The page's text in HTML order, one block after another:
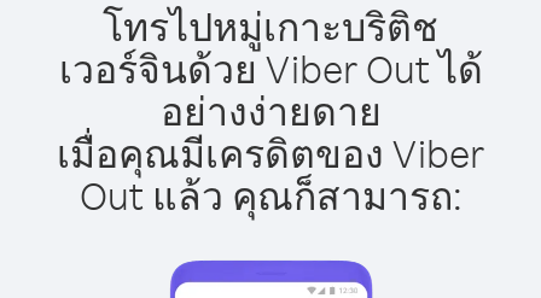
โทรไปหมู่เกาะบริติช
เวอร์จินด้วย Viber Out ได้
อย่างง่ายดาย
เมื่อคุณมีเครดิตของ Viber
Out แล้ว คุณก็สามารถ: